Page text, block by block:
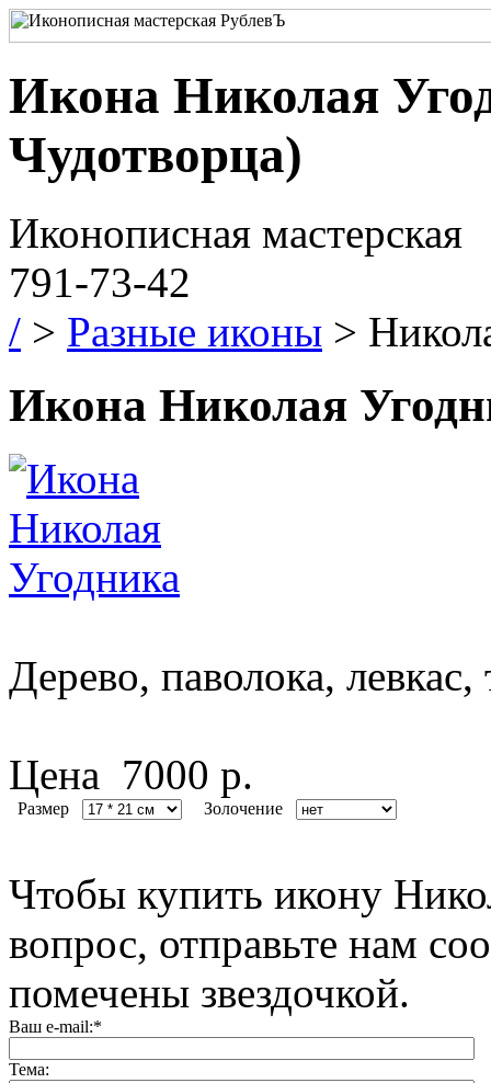
Икона Николая
Чудотворца)
Иконописная
791-73-42
/ > Разные иконы >
Икона Николая
Дерево, паволока,
Цена 7000 р.
Размер Золочение
Чтобы купить икону
вопрос, отправьте нам
помечены звездочкой.
Ваш e-mail:*
Тема: